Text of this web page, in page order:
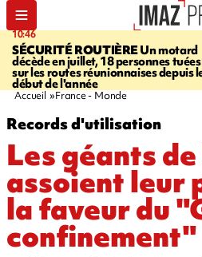
10:46
SÉCURITÉ ROUTIÈREUn motard
décède en juillet, 18 personnes tuées
sur les routes réunionnaises depuis
début de l'année
Accueil France - Monde
Records d'utilisation
Les géants
assoient leur
la faveur du
confinement"